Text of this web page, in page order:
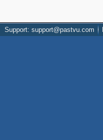
Support: support@pastvu.com